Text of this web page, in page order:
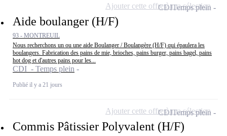
Aide boulanger (H/F)
93 - MONTREUIL
Nous recherchons un ou une aide Boulanger / Boulangère (H/F) qui épaulera les
boulangers. Fabrication des pains de mie, brioches, pains burger, pains bagel, pains
hot dog et d'autres pains pour les...
CDI - Temps plein
Publié il y a 21 jours
CDITemps plein
Ajouter cette offre à ma sélection
Commis Pâtissier Polyvalent (H/F)
CDITemps plein
Ajouter cette offre à ma sélection